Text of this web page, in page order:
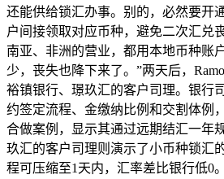
还能供给锁汇办事。别的，必然要开
户间接领取对应币种，避免二次汇兑
南亚、非洲的营业，都用本地币种账
少，丧失也降下来了。”两天后，
裕镇银行、璟玖汇的客户司理。银行
约签定流程、金缴纳比例和交割体例
合做案例，显示其通过远期结汇一年
玖汇的客户司理则演示了小币种锁汇
程可压缩至1天内，汇率差比银行低0